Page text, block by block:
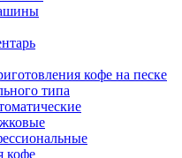
кофе на песке
типа
кофе